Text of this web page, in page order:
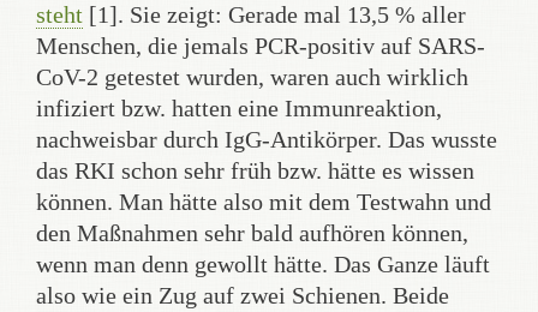
steht [1]. Sie zeigt: Gerade mal 13,5 % aller
Menschen, die jemals PCR-positiv auf SARS-
CoV-2 getestet wurden, waren auch wirklich
infiziert bzw. hatten eine Immunreaktion,
nachweisbar durch IgG-Antikörper. Das wusste
das RKI schon sehr früh bzw. hätte es wissen
können. Man hätte also mit dem Testwahn und
den Maßnahmen sehr bald aufhören können,
wenn man denn gewollt hätte. Das Ganze läuft
also wie ein Zug auf zwei Schienen. Beide